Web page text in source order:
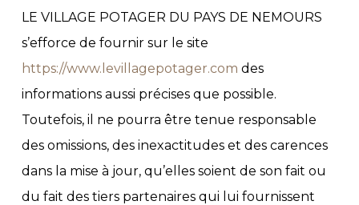
LE VILLAGE POTAGER DU PAYS DE NEMOURS
s’efforce de fournir sur le site
https://www.levillagepotager.com des
informations aussi précises que possible.
Toutefois, il ne pourra être tenue responsable
des omissions, des inexactitudes et des carences
dans la mise à jour, qu’elles soient de son fait ou
du fait des tiers partenaires qui lui fournissent